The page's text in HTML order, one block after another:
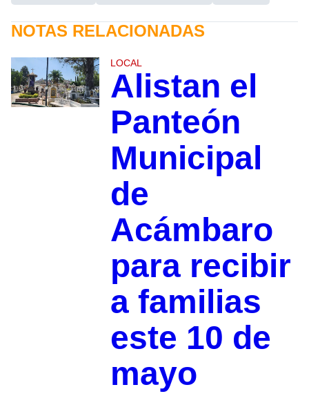
NOTAS RELACIONADAS
LOCAL
Alistan el
Panteón
Municipal
de
Acámbaro
para recibir
a familias
este 10 de
mayo